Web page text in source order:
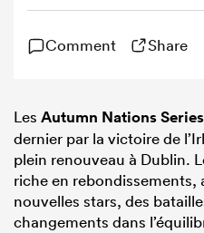
Zélande le 20 novembre 2021
Comment Share
Les Autumn Nations Series
dernier par la victoire de
plein renouveau à Dublin.
riche en rebondissements,
nouvelles stars, des
changements dans